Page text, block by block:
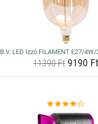
B.V. LED Izzó FILAMENT E27/
11390 Ft9190 Ft